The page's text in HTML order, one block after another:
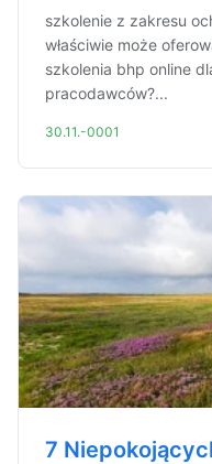
szkolenie z zakresu
właściwie może
szkolenia bhp online
pracodawców?...
30.11.-0001
7